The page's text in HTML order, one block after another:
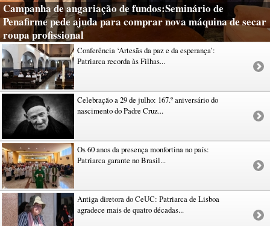
Campanha de angariação de fundos:Seminário de
Penafirme pede ajuda para comprar nova máquina de secar
roupa profissional
Conferência ‘Artesãs da paz e da esperança’:
Patriarca recorda às Filhas...
Celebração a 29 de julho: 167.º aniversário do
nascimento do Padre Cruz...
Os 60 anos da presença monfortina no país:
Patriarca garante no Brasil...
Antiga diretora do CeUC: Patriarca de Lisboa
agradece mais de quatro décadas...